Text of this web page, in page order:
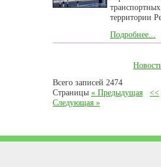
территории
Подробнее...
Всего записей 2474
Страницы « Предыдущая
<<
Следующая »